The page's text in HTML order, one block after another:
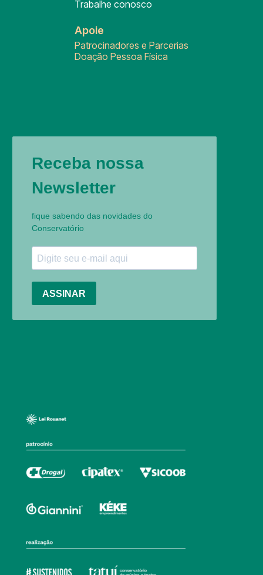
Trabalhe conosco
Apoie
Patrocinadores e Parcerias
Doação Pessoa Física